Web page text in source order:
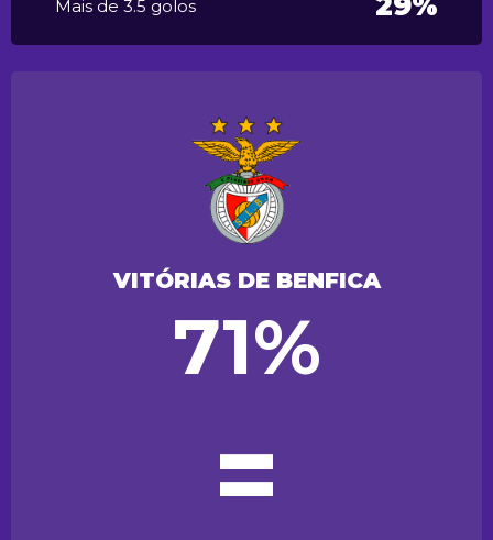
Mais de 3.5 golos
VITÓRIAS DE BENFICA
71%
=